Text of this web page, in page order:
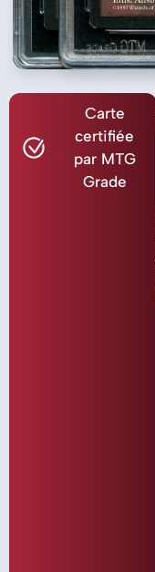
Carte
certifiée
par MTG
Grade